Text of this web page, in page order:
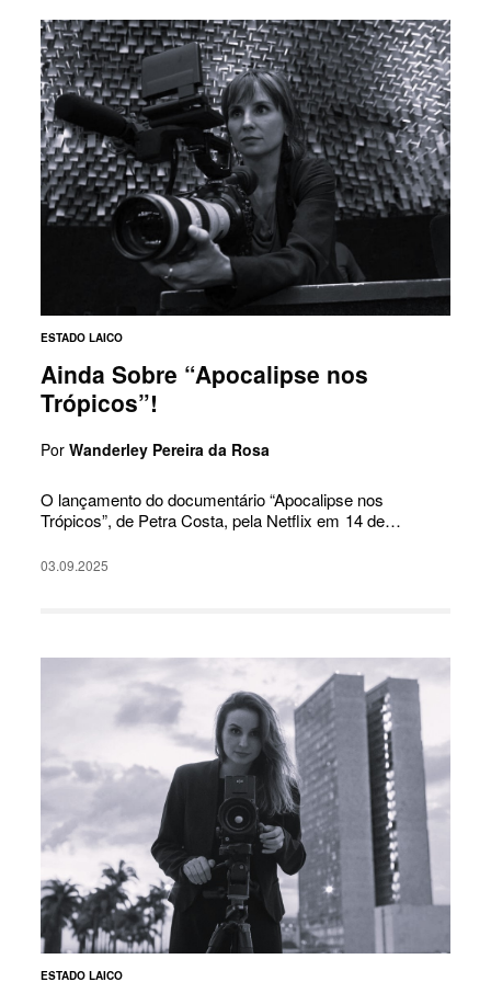
ESTADO LAICO
Ainda Sobre “Apocalipse nos
Trópicos”!
PorWanderley Pereira da Rosa
O lançamento do documentário “Apocalipse nos
Trópicos”, de Petra Costa, pela Netflix em 14 de…
03.09.2025
ESTADO LAICO